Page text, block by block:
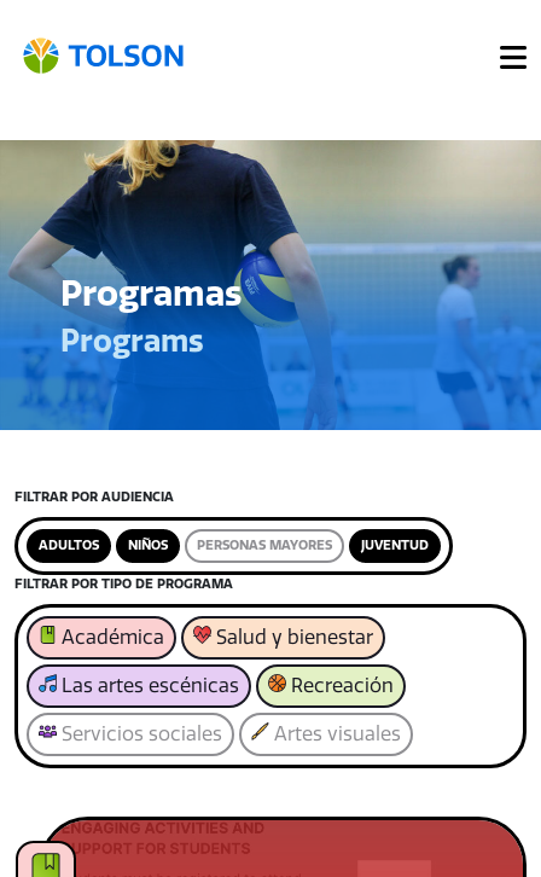
Programas
Programs
FILTRAR POR AUDIENCIA
ADULTOS NIÑOS PERSONAS MAYORES JUVENTUD
FILTRAR POR TIPO DE PROGRAMA
Académica Salud y bienestar
Las artes escénicas Recreación
Servicios sociales Artes visuales